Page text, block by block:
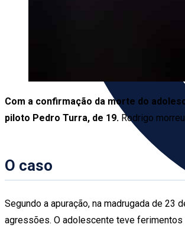
Com a confirmação da morte do
piloto Pedro Turra, de 19. Rodrigo
O caso
Segundo a apuração, na madrugada de 23
agressões. O adolescente teve ferimentos